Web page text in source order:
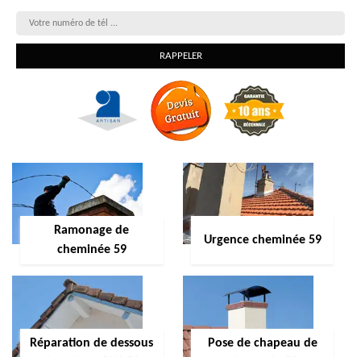
Ramonage de
cheminée 59
Urgence cheminée 59
Réparation de dessous
Pose de chapeau de